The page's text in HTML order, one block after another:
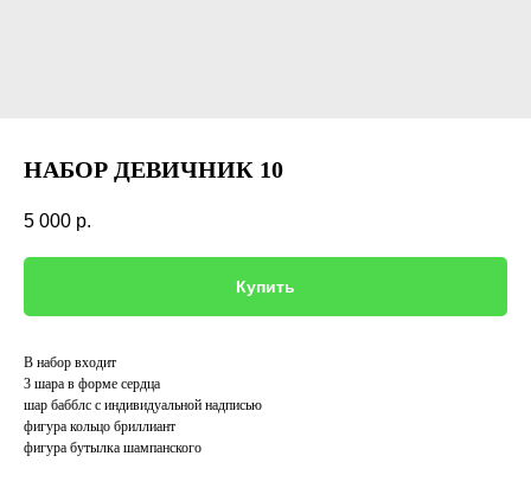
НАБОР ДЕВИЧНИК 10
5 000 р.
Купить
В набор входит
3 шара в форме сердца
шар бабблс с индивидуальной надписью
фигура кольцо бриллиант
фигура бутылка шампанского